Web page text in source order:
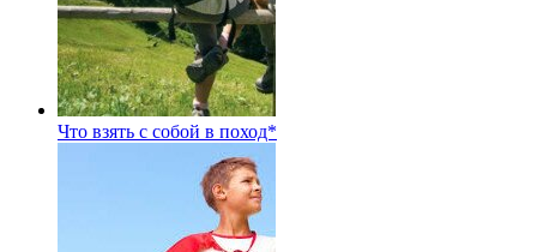
Что взять с собой в поход*